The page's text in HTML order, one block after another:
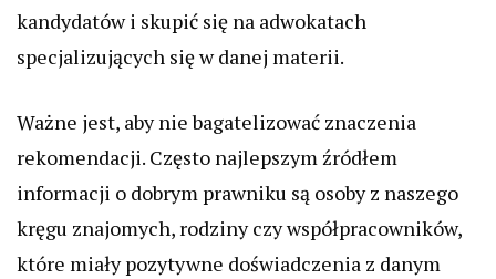
kandydatów i skupić się na adwokatach
specjalizujących się w danej materii.
Ważne jest, aby nie bagatelizować znaczenia
rekomendacji. Często najlepszym źródłem
informacji o dobrym prawniku są osoby z naszego
kręgu znajomych, rodziny czy współpracowników,
które miały pozytywne doświadczenia z danym